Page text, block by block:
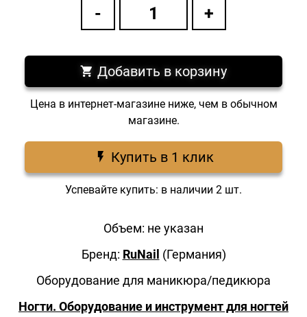
Добавить в корзину
Цена в интернет-магазине ниже, чем в обычном
магазине.
Купить в 1 клик
Успевайте купить: в наличии 2 шт.
Объем: не указан
Бренд: RuNail (Германия)
Оборудование для маникюра/педикюра
Ногти. Оборудование и инструмент для ногтей